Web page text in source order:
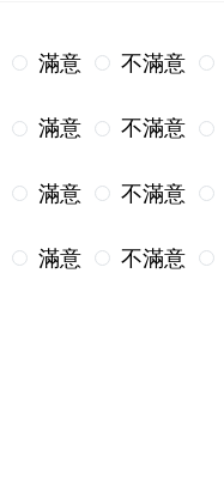
滿意 不滿意
滿意 不滿意
滿意 不滿意
滿意 不滿意